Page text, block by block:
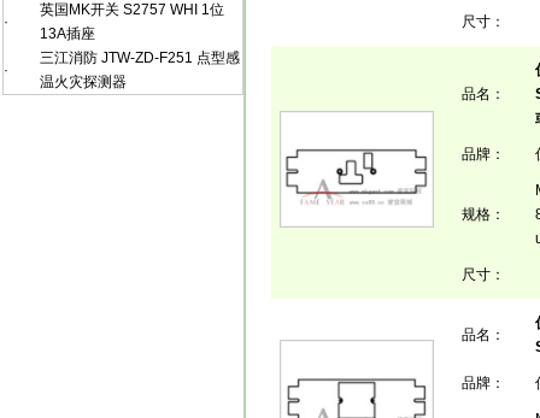
·
英国MK开关 S2757 WHI 1位
13A插座
·
三江消防 JTW-ZD-F251 点型感
温火灾探测器
尺寸：
品名：
品牌：
规格：
尺寸：
品名：
品牌：